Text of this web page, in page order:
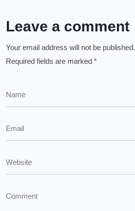
Leave a comment
Your email address will not be published.
Required fields are marked *